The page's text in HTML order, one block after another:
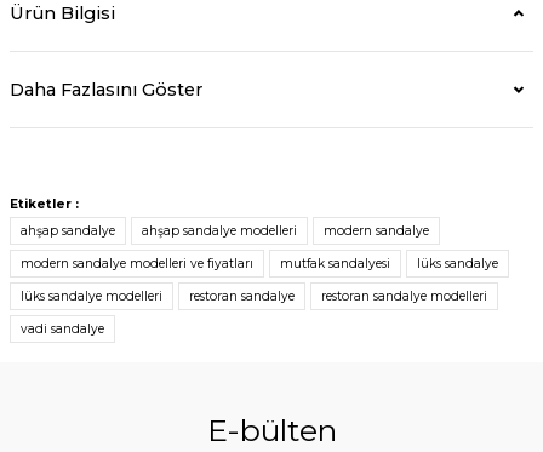
Ürün Bilgisi
Daha Fazlasını Göster
Etiketler :
ahşap sandalye
ahşap sandalye modelleri modern sandalye
modern sandalye modelleri ve fiyatları mutfak sandalyesi lüks sandalye
lüks sandalye modelleri restoran sandalye restoran sandalye modelleri
vadi sandalye
E-bülten